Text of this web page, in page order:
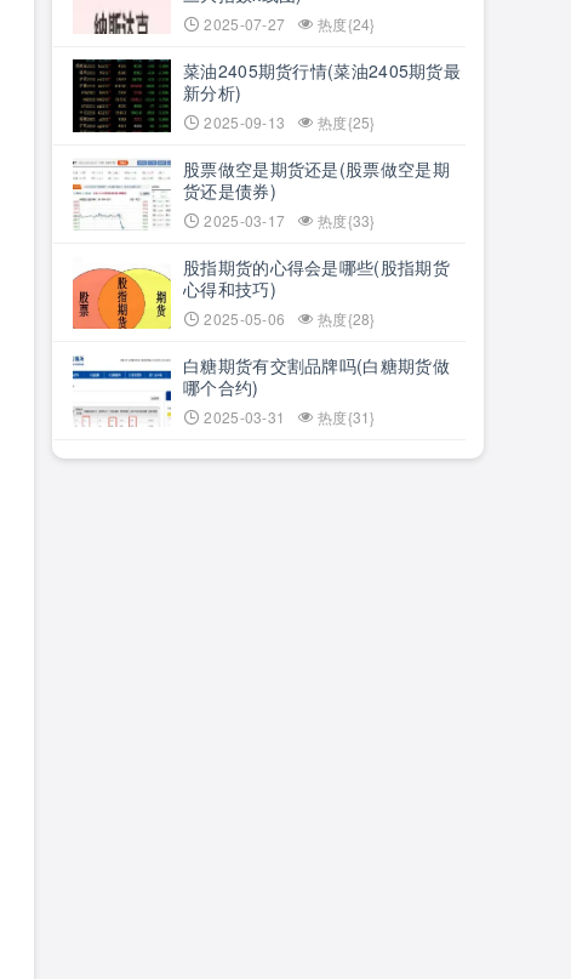
2025-07-27 热度{24}
菜油2405期货行情(菜油2405期货最
新分析)
2025-09-13 热度{25}
股票做空是期货还是(股票做空是期
货还是债券)
2025-03-17 热度{33}
股指期货的心得会是哪些(股指期货
心得和技巧)
2025-05-06 热度{28}
白糖期货有交割品牌吗(白糖期货做
哪个合约)
2025-03-31 热度{31}